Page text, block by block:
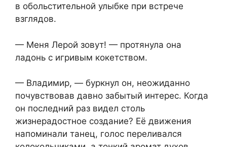
в обольстительной улыбке при встрече
взглядов.
— Меня Лерой зовут! — протянула она
ладонь с игривым кокетством.
— Владимир, — буркнул он, неожиданно
почувствовав давно забытый интерес. Когда
он последний раз видел столь
жизнерадостное создание? Её движения
напоминали танец, голос переливался